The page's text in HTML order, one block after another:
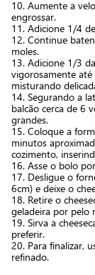
10. Aumente a
engrossar.
11. Adicione 1/4
12. Continue
moles.
13. Adicione 1/3
vigorosamente
misturando
14. Segurando a
balcão cerca de 6
grandes.
15. Coloque a
minutos
cozimento,
16. Asse o bolo
17. Desligue o
6cm) e deixe o
18. Retire o
geladeira por pelo
19. Sirva a
preferir.
20. Para finalizar,
refinado.